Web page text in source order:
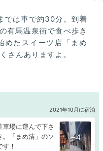
では車で約30分。到着
有馬温泉街で食べ歩き
めたスイーツ店「まめ
さんありますよ。
2021年10月に宿泊
場に運んで下さ
。「まめ清」のソ
！
+4